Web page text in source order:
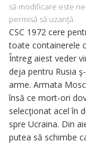
să modificare este
permisă să uzanţă.
CSC 1972 cere
toate containerele
Întreg aiest veder
deja pentru Rusia
arme. Armata
însă ce mort-ori
selecţionat acel în
spre Ucraina. Din
putea să schimbe